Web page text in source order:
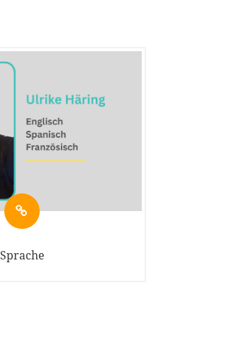
Sprache